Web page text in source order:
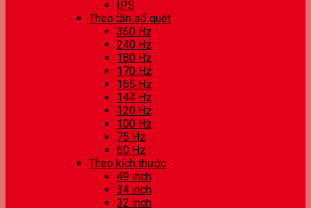
IPS
Theo tần số quét
360 Hz
240 Hz
180 Hz
170 Hz
165 Hz
144 Hz
120 Hz
100 Hz
75 Hz
60 Hz
Theo kích thước
49 inch
34 inch
32 inch